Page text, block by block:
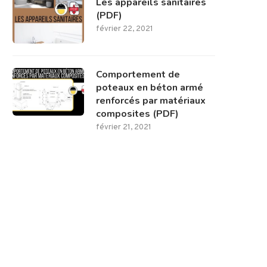
(PDF)
février 22, 2021
Comportement de
poteaux en béton armé
renforcés par matériaux
composites (PDF)
février 21, 2021